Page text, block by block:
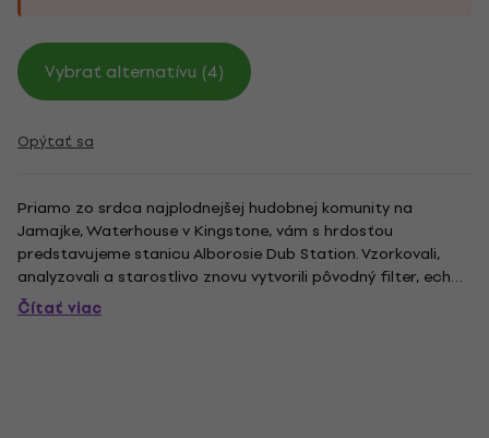
Vybrať alternatívu (4)
Opýtať sa
Priamo zo srdca najplodnejšej hudobnej komunity na
Jamajke, Waterhouse v Kingstone, vám s hrdosťou
predstavujeme stanicu Alborosie Dub Station. Vzorkovali,
analyzovali a starostlivo znovu vytvorili pôvodný filter, echá
a pružinový reverb, ktorý vlastnil, upravoval a používal
legendárny Osbourne Ruddock „King Tubby“ – producent,
Čítať viac